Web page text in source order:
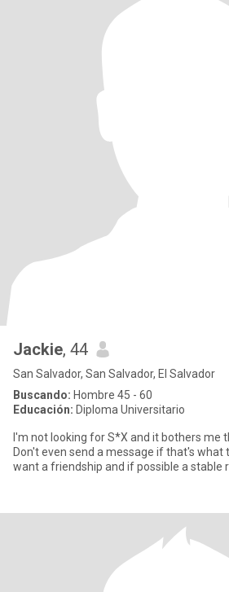
Jackie, 44
San Salvador, San Salvador, El Salvador
Buscando: Hombre 45 - 60
Educación: Diploma Universitario
I'm not looking for S*X and it bothers me that they ask for photos.
Don't even send a message if that's what
want a friendship and if possible a stable